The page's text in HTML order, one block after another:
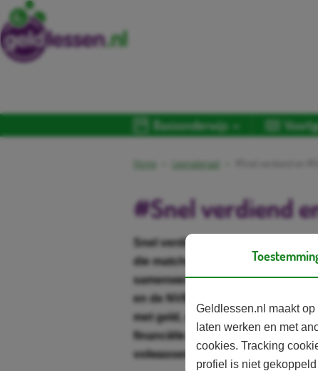
Basisonderwijs
Home Lesmateriaal
#Snel verdiend
Snel verdiend en online
die matchen met de
samenwerking met de
en de NVB vinden financiële
met geld, dát is de missie. Door
financiële keuzes, leggen wij
volwassen zijn.
Geldlessen.nl maakt
laten werken en met
cookies. Tracking
profiel is niet